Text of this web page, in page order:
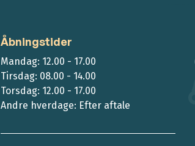
Åbningstider
Mandag: 12.00 - 17.00
Tirsdag: 08.00 - 14.00
Torsdag: 12.00 - 17.00
Andre hverdage: Efter aftale